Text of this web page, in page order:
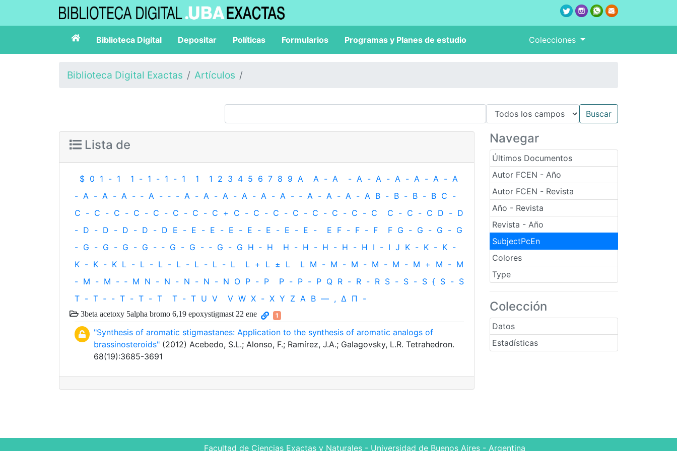
Biblioteca Digital Depositar Políticas Formularios Programas y Planes de estudio Colecciones
Biblioteca Digital Exactas Artículos
Navegar
Últimos Documentos
Autor FCEN - Año
Autor FCEN - Revista
Año - Revista
Revista - Año
SubjectPcEn
Colores
Type
Colección
Datos
Estadísticas
Lista de
$ 0 1 - 1 1 - 1 - 1 - 1 1 1 2 3 4 5 6 7 8 9 A A - A - A - A - A - A - A - A
- A - A - A - ‐ A - ‐ - A - A - A - A - A - A - ‐ A - A - A - A B - B - B - B C -
C - C - C - C - C - C - C - C + C - C - C - C - C - C - C - C C - C - C D - D
- D - D - D - D - D E - E - E - E - E - E - E - E - E F - F - F F G - G - G - G
- G - G - G - G - ‐ G - G - ‐ G - G H ‐ H H - H - H - H - H I - I J K - K - K -
K - K - K L - L - L - L - L - L - L L + L ± L L M - M - M - M - M - M + M - M
- M - M - ‐ M N - N - N - N - N O P - P P - P - P Q R - R - R S - S - S { S - S
T - T ‐ - T - T - T T - T U V V W X - X Y Z Α Β — , Δ Π -
3beta acetoxy 5alpha bromo 6,19 epoxystigmast 22 ene 1
"Synthesis of aromatic stigmastanes: Application to the synthesis of aromatic analogs of
brassinosteroids" (2012) Acebedo, S.L.; Alonso, F.; Ramírez, J.A.; Galagovsky, L.R. Tetrahedron.
68(19):3685-3691
Facultad de Ciencias Exactas y Naturales - Universidad de Buenos Aires - Argentina